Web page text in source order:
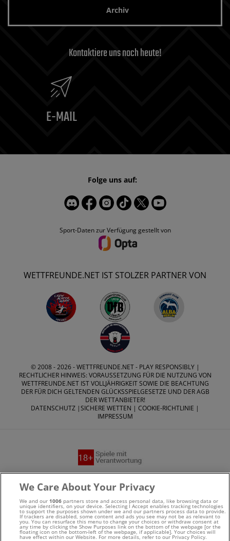
Archiv
Kontaktiere uns noch heute!
E-MAIL
Sport-Daten zur Verfügung gestellt von
Folge uns auf:
WETTFREUNDE.NET IST STOLZER PARTNER VON
© 2008 - 2026 -WETTFREUNDE.NET- PLAY RESPONSIBLY |
RECHTLICHER HINWEIS: VORAUSSETZUNG FÜR DIE NUTZUNG VON
WETTFREUNDE.NET IST VOLLJÄHRIGKEIT SOWIE DIE BEACHTUNG
DER FÜR DICH GELTENDEN GLÜCKSSPIELGESETZE UND DER AGB
DER WETTANBIETER!
DATENSCHUTZ |SICHERE WETTEN | COOKIE-RICHTLINIE |
IMPRESSUM
Sie aufbuwei.de
Alle Anbieter auf dieser Webseite sind offiziell in
Deutschlandlizenziertund werden von derGemeinsamen
We Care About Your Privacy
We and our 1006 partners store and access personal data, like browsing data or
unique identifiers, on your device. Selecting I Accept enables tracking technologies
to support the purposes shown under we and our partners process data to provide.
If trackers are disabled, some content and ads you see may not be as relevant to
you. You can resurface this menu to change your choices or withdraw consent at
any time by clicking the Show Purposes link on the bottom of the webpage [or the
floating icon on the bottom-left of the webpage, if applicable]. Your choices will
have effect within our Website. For more details, refer to our Privacy Policy.